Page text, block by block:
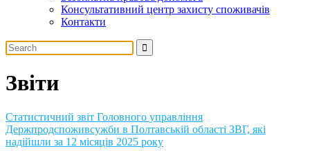
Консультативний центр захисту споживачів
Контакти
Звіти
Статистичний звіт Головного управління
Держпродспоживсужби в Полтавській області ЗВГ, які
надійшли за 12 місяців 2025 року